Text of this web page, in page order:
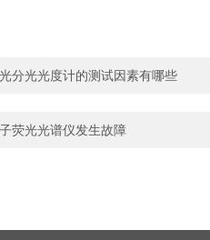
分光光度计的测试因素有哪些
荧光光谱仪发生故障